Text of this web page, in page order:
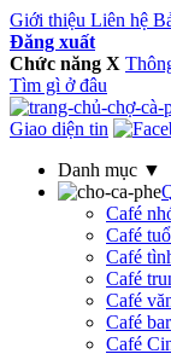
Giới thiệu Liên hệ
Đăng xuất
Chức năng X
Tìm gì ở đâu
Giao diện tin
Danh mục ▼
Café
Café
Café
Café
Café
Café bar
Café